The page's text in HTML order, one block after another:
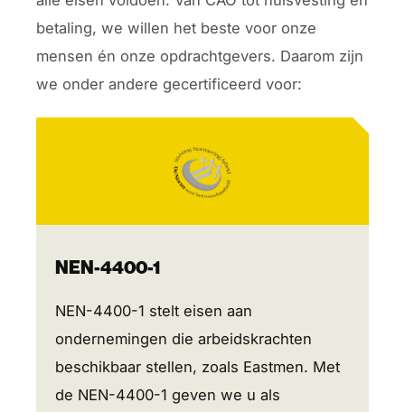
betaling, we willen het beste voor onze
mensen én onze opdrachtgevers. Daarom zijn
we onder andere gecertificeerd voor:
NEN-4400-1
NEN-4400-1 stelt eisen aan
ondernemingen die arbeidskrachten
beschikbaar stellen, zoals Eastmen. Met
de NEN-4400-1 geven we u als